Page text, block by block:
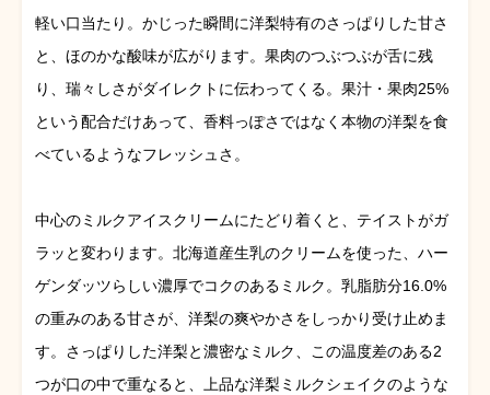
軽い口当たり。かじった瞬間に洋梨特有のさっぱりした甘さ
と、ほのかな酸味が広がります。果肉のつぶつぶが舌に残
り、瑞々しさがダイレクトに伝わってくる。果汁・果肉25%
という配合だけあって、香料っぽさではなく本物の洋梨を食
べているようなフレッシュさ。
中心のミルクアイスクリームにたどり着くと、テイストがガ
ラッと変わります。北海道産生乳のクリームを使った、ハー
ゲンダッツらしい濃厚でコクのあるミルク。乳脂肪分16.0%
の重みのある甘さが、洋梨の爽やかさをしっかり受け止めま
す。さっぱりした洋梨と濃密なミルク、この温度差のある2
つが口の中で重なると、上品な洋梨ミルクシェイクのような